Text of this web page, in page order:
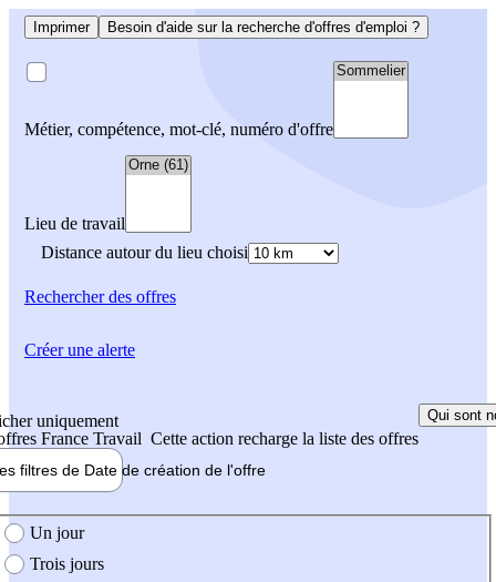
Imprimer Besoin d'aide sur la recherche d'offres d'emploi ?
Métier, compétence, mot-clé, numéro d'offre
Lieu de travail
Distance autour du lieu choisi
Rechercherdes offres
uniquement
France Travail Cette action recharge la liste des offres
Qui sont
filtres de Date de création de l'offre
création de l'offre
Un jour
Trois jours
Créer une alerte